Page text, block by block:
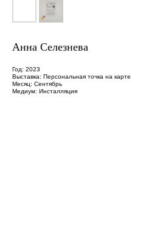
Анна Селезнева
Год: 2023
Выставка: Персональная точка на карте
Месяц: Сентябрь
Медиум: Инсталляция